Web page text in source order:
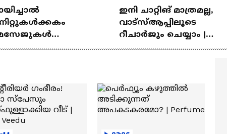
ഇനി ചാറ്റിങ് മാത്രമല്ല,
വാട്‌സ്‌ആപ്പിലൂടെ
റീചാർജും ചെയ്യാം |